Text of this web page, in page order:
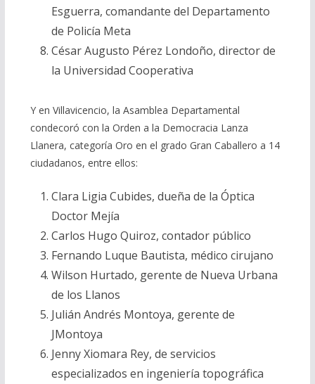
Esguerra, comandante del Departamento
de Policía Meta
César Augusto Pérez Londoño, director de
la Universidad Cooperativa
Y en Villavicencio, la Asamblea Departamental
condecoró con la Orden a la Democracia Lanza
Llanera, categoría Oro en el grado Gran Caballero a 14
ciudadanos, entre ellos:
Clara Ligia Cubides, dueña de la Óptica
Doctor Mejía
Carlos Hugo Quiroz, contador público
Fernando Luque Bautista, médico cirujano
Wilson Hurtado, gerente de Nueva Urbana
de los Llanos
Julián Andrés Montoya, gerente de
JMontoya
Jenny Xiomara Rey, de servicios
especializados en ingeniería topográfica